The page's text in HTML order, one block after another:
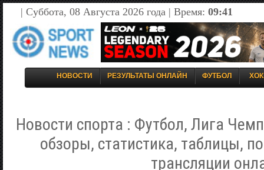
| Суббота, 08 Августа 2026 года | Время: 09:41
НОВОСТИ РЕЗУЛЬТАТЫ ОНЛАЙН ФУТБОЛ
Новости спорта : Футбол, Лига
обзоры, статистика, таблицы,
трансляции